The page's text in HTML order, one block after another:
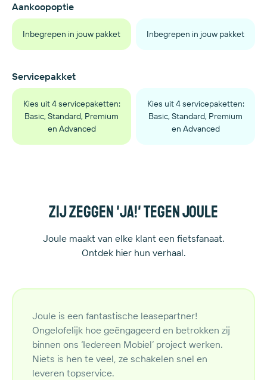
Aankoopoptie
Inbegrepen in jouw pakket Inbegrepen in jouw pakket
Servicepakket
Kies uit 4 servicepaketten:
Basic, Standard, Premium
en Advanced
Kies uit 4 servicepaketten:
Basic, Standard, Premium
en Advanced
Zij zeggen 'ja!' tegen Joule
Joule maakt van elke klant een fietsfanaat.
Ontdek hier hun verhaal.
Joule is een fantastische leasepartner!
Ongelofelijk hoe geëngageerd en betrokken zij
binnen ons ‘Iedereen Mobiel’ project werken.
Niets is hen te veel, ze schakelen snel en
leveren topservice.